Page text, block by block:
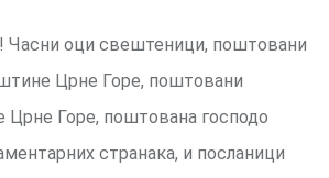
Часни оци свештеници, поштовани
Црне Горе, поштовани
Црне Горе, поштована господо
странака, и посланици